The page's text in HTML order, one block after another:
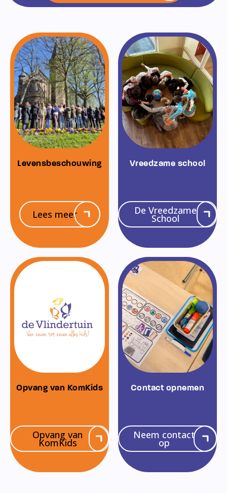
Levensbeschouwing
Lees meer
Vreedzame school
De Vreedzame
School
Opvang van KomKids
Opvang van
KomKids
Contact opnemen
Neem contact
op